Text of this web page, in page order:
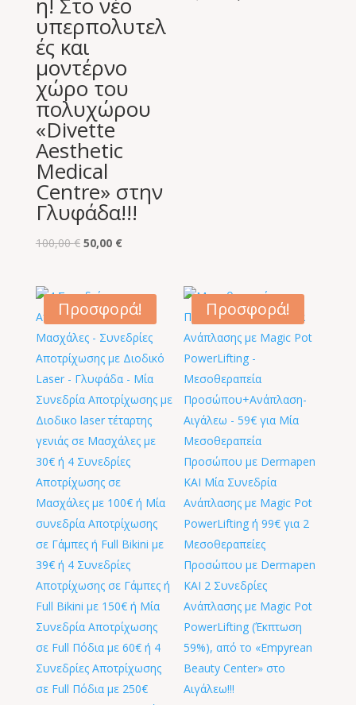
υπερπολυτελ
ές και
μοντέρνο
χώρο του
πολυχώρου
«Divette
Aesthetic
Medical
Centre» στην
Γλυφάδα!!!
100,00€ Original
100,00 €.
50,00 €Η
είναι:
50,00 €.
Προσφορά! Προσφορά!